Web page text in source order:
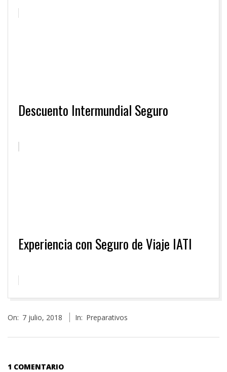
Descuento Intermundial Seguro
Experiencia con Seguro de Viaje IATI
07-
On: 7 julio, 2018 In: Preparativos
1 COMENTARIO